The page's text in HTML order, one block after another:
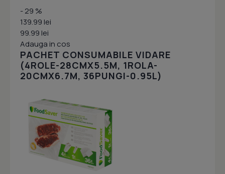
- 29 %
139.99 lei
99.99 lei
Adauga in cos
PACHET CONSUMABILE VIDARE
(4ROLE-28CMX5.5M, 1ROLA-
20CMX6.7M, 36PUNGI-0.95L)